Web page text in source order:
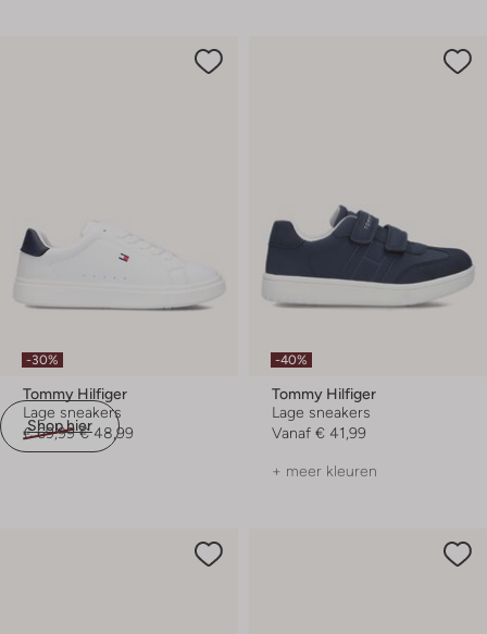
Shop hier
-30%
Tommy Hilfiger
Lage sneakers
€ 69,99 € 48,99
-40%
Tommy Hilfiger
Lage sneakers
Vanaf € 41,99
+ meer kleuren